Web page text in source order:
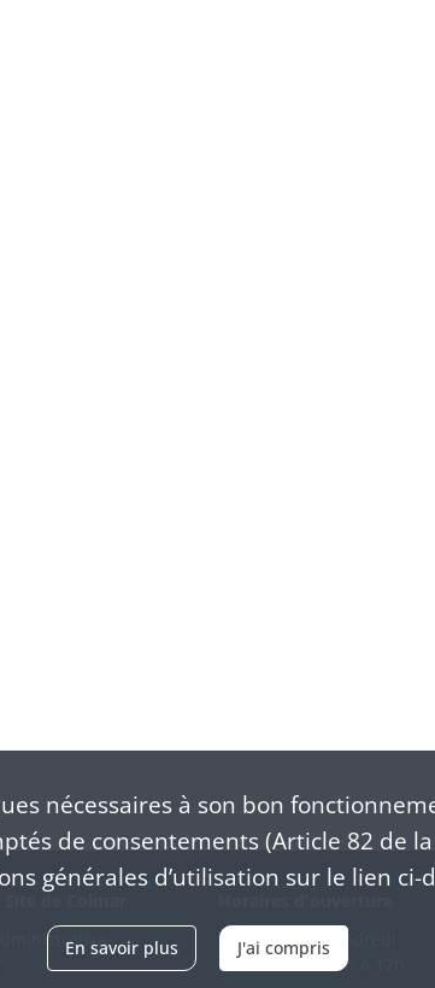
Du mardi au vendredi
en continu de 9h à 17h
nécessaires à son bon
de consentements (Article 82 de
générales d’utilisation sur le lien ci-
En savoir plus J'ai compris